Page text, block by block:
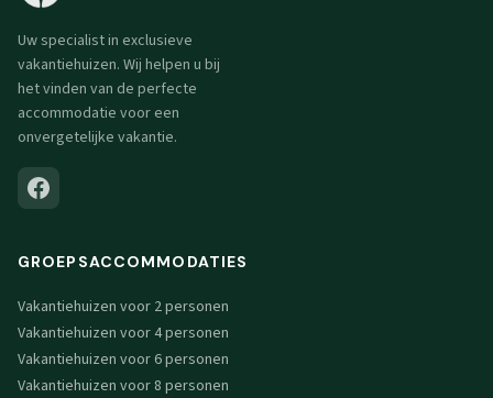
Uw specialist in exclusieve
vakantiehuizen. Wij helpen u bij
het vinden van de perfecte
accommodatie voor een
onvergetelijke vakantie.
GROEPSACCOMMODATIES
Vakantiehuizen voor 2 personen
Vakantiehuizen voor 4 personen
Vakantiehuizen voor 6 personen
Vakantiehuizen voor 8 personen